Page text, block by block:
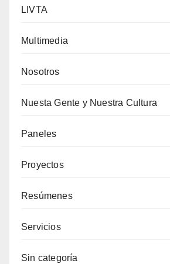
LIVTA
Multimedia
Nosotros
Nuesta Gente y Nuestra Cultura
Paneles
Proyectos
Resúmenes
Servicios
Sin categoría